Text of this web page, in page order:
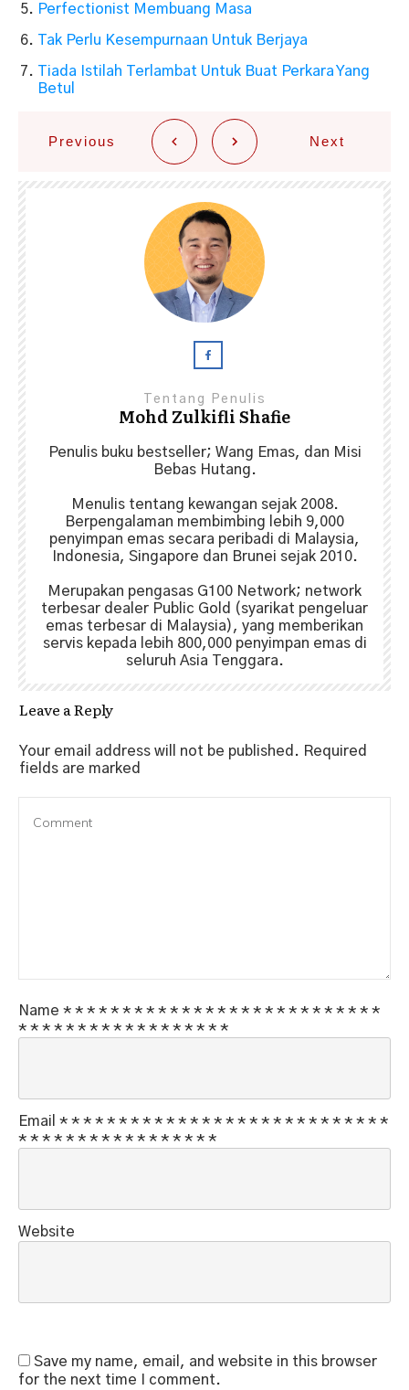
Perfectionist Membuang Masa
Tak Perlu Kesempurnaan Untuk Berjaya
Tiada Istilah Terlambat Untuk Buat Perkara Yang
Betul
Previous Next
Tentang Penulis
Mohd Zulkifli Shafie
Penulis buku bestseller; Wang Emas, dan Misi
Bebas Hutang.
Menulis tentang kewangan sejak 2008.
Berpengalaman membimbing lebih 9,000
penyimpan emas secara peribadi di Malaysia,
Indonesia, Singapore dan Brunei sejak 2010.
Merupakan pengasas G100 Network; network
terbesar dealer Public Gold (syarikat pengeluar
emas terbesar di Malaysia), yang memberikan
servis kepada lebih 800,000 penyimpan emas di
seluruh Asia Tenggara.
Leave a Reply
Your email address will not be published. Required
fields are marked
Name * * * * * * * * * * * * * * * * * * * * * * * * * * *
* * * * * * * * * * * * * * * * * *
Email * * * * * * * * * * * * * * * * * * * * * * * * * * * *
* * * * * * * * * * * * * * * * *
Website
Save my name, email, and website in this browser
for the next time I comment.